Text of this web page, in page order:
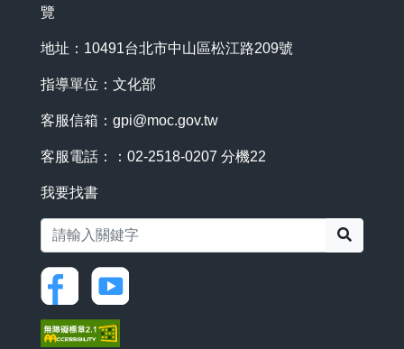
覽
地址：10491台北市中山區松江路209號
指導單位：文化部
客服信箱： gpi@moc.gov.tw
客服電話：：02-2518-0207 分機22
我要找書